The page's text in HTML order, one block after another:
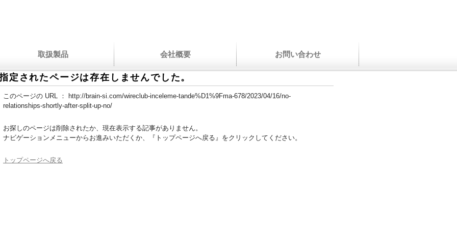
取扱製品 会社概要 お問い合わせ
定されたページは存在しませんでした。
このページの URL ：
http://brain-si.com/wireclub-inceleme-tande%D1%9Fma-678/2023/04/16/no-
relationships-shortly-after-split-up-no/
お探しのページは削除されたか、現在表示する記事がありません。
ナビゲーションメニューからお進みいただくか、『トップページへ戻る』をクリックしてください。
トップページへ戻る